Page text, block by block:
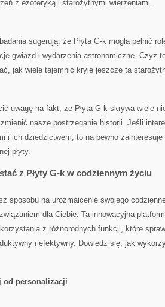
z ezoteryką i starożytnymi wierzeniami.
sugerują, że Płyta G-k⁢ mogła pełnić
gwiazd⁣ i ‌wydarzenia astronomiczne. Czyż
jak wiele tajemnic kryje jeszcze ta
uwagę na fakt, że⁤ Płyta G-k​ skrywa‍ wiele
nasze postrzeganie historii. Jeśli‌
i ich dziedzictwem, to na pewno
płyty.
‌z Płyty G-k ⁢w codziennym‍ życiu
‍sposobu na urozmaicenie swojego
dla Ciebie. Ta innowacyjna
z‍ różnorodnych funkcji, które
i ​efektywny. Dowiedz się, ​jak​
od personalizacji